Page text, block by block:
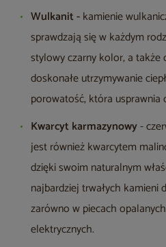
Wulkanit -kamienie
sprawdzają się w każdym
stylowy czarny kolor, a także
doskonałe utrzymywanie
porowatość, która usprawnia
Kwarcyt karmazynowy-
jest również kwarcytem
dzięki swoim naturalnym
najbardziej trwałych kamieni
zarówno w piecach
elektrycznych.